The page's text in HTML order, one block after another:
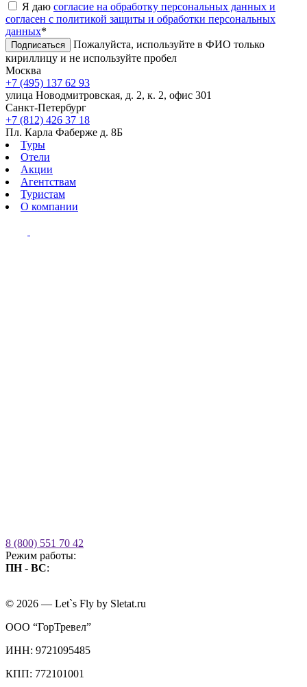
Я даю согласие на обработку персональных данных и
согласен с политикой защиты и обработки персональных
данных*
Подписаться
Пожалуйста, используйте в ФИО только
кириллицу и не используйте пробел
Москва
+7 (495) 137 62 93
улица Новодмитровская, д. 2, к. 2, офис 301
Санкт-Петербург
+7 (812) 426 37 18
Пл. Карла Фаберже д. 8Б
Туры
Отели
Акции
Агентствам
Туристам
О компании
8 (800) 551 70 42
Режим работы:
ПН - ВС:
© 2026 — Let`s Fly by Sletat.ru
ООО “ГорТревел”
ИНН: 9721095485
КПП: 772101001